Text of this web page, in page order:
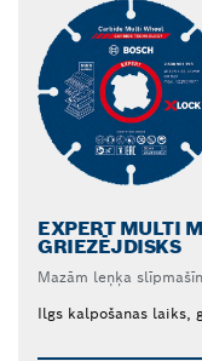
EXPERT MULTI
GRIEZĒJDISKS
Mazām leņķa
Ilgs kalpošanas laiks,